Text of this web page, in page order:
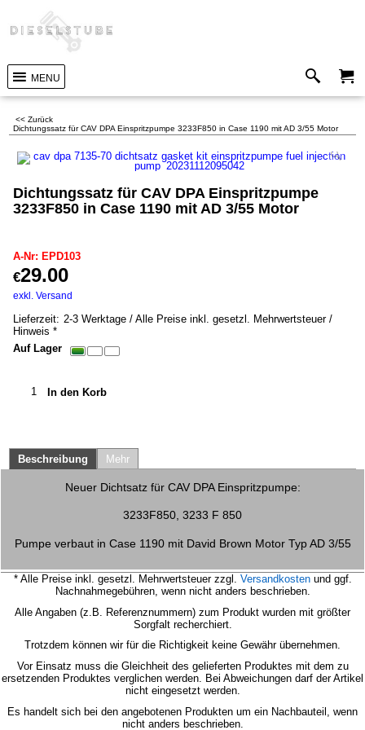
MENU
<< Zurück
Dichtungssatz für CAV DPA Einspritzpumpe 3233F850 in Case 1190 mit AD 3/55 Motor
Dichtungssatz für CAV DPA Einspritzpumpe
3233F850 in Case 1190 mit AD 3/55 Motor
A-Nr: EPD103
€29.00
exkl. Versand
Lieferzeit: 2-3 Werktage / Alle Preise inkl. gesetzl. Mehrwertsteuer /
Hinweis *
Auf Lager
In den Korb
Beschreibung Mehr
Neuer Dichtsatz für CAV DPA Einspritzpumpe:
3233F850, 3233 F 850
Pumpe verbaut in Case 1190 mit David Brown Motor Typ AD 3/55
* Alle Preise inkl. gesetzl. Mehrwertsteuer zzgl. Versandkostenund ggf.
Nachnahmegebühren, wenn nicht anders beschrieben.
Alle Angaben (z.B. Referenznummern) zum Produkt wurden mit größter
Sorgfalt recherchiert.
Trotzdem können wir für die Richtigkeit keine Gewähr übernehmen.
Vor Einsatz muss die Gleichheit des gelieferten Produktes mit dem zu
ersetzenden Produktes verglichen werden.
Bei Abweichungen darf der Artikel
nicht eingesetzt werden.
Es handelt sich bei den angebotenen Produkten um ein Nachbauteil, wenn
nicht anders beschrieben.